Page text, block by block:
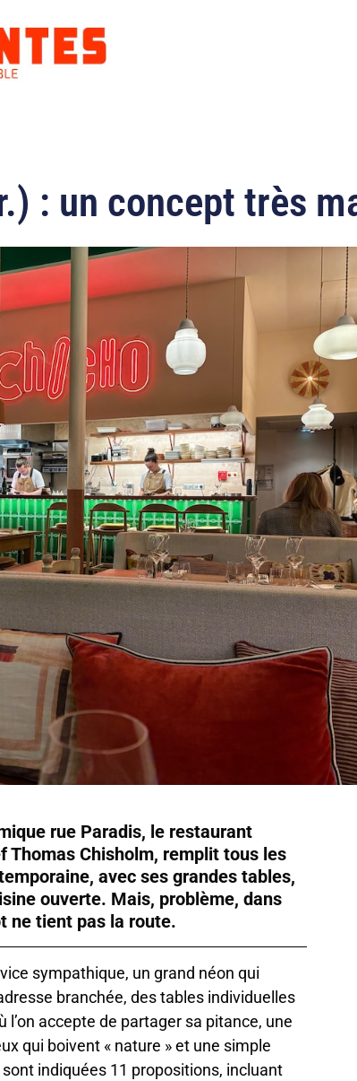
: un concept très
rue Paradis, le restaurant
Thomas Chisholm, remplit tous les
avec ses grandes tables,
ouverte. Mais, problème, dans
ne tient pas la route.
sympathique, un grand néon qui
branchée, des tables individuelles
l’on accepte de partager sa pitance, une
qui boivent « nature » et une simple
indiquées 11 propositions, incluant